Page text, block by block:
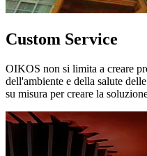
Custom Service
OIKOS non si limita a creare
dell'ambiente e della salute
su misura per creare la